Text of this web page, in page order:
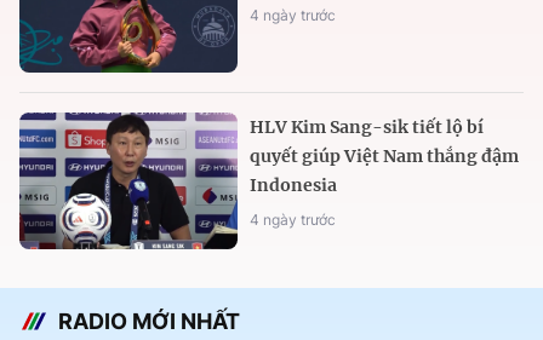
4 ngày trước
HLV Kim Sang-sik tiết lộ bí
quyết giúp Việt Nam thắng đậm
Indonesia
4 ngày trước
RADIO MỚI NHẤT